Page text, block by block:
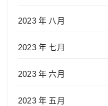
2023 年 八月
2023 年 七月
2023 年 六月
2023 年 五月